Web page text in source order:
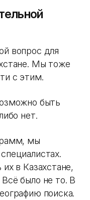
вопрос для
Мы тоже
с этим.
быть
нет.
мы
в Казахстане,
было не то. В
поиска.